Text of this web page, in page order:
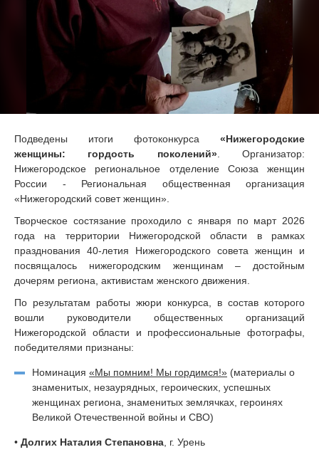
Подведены итоги фотоконкурса «Нижегородские
женщины: гордость поколений». Организатор:
Нижегородское региональное отделение Союза женщин
России - Региональная общественная организация
«Нижегородский совет женщин».
Творческое состязание проходило с января по март 2026
года на территории Нижегородской области в рамках
празднования 40-летия Нижегородского совета женщин и
посвящалось нижегородским женщинам – достойным
дочерям региона, активистам женского движения.
По результатам работы жюри конкурса, в состав которого
вошли руководители общественных организаций
Нижегородской области и профессиональные фотографы,
победителями признаны:
Номинация «Мы помним! Мы гордимся!» (материалы о
знаменитых, незаурядных, героических, успешных
женщинах региона, знаменитых землячках, героинях
Великой Отечественной войны и СВО)
• Долгих Наталия Степановна , г. Урень